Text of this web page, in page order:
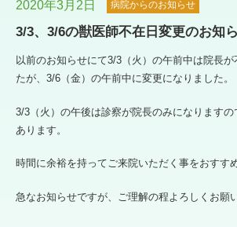
2020年3月2日 病院からのお知らせ
3/3、3/6の獣医師不在日変更のお知
以前のお知らせにて3/3（火）の午前中は院長
たが、3/6（金）の午前中に変更になりました。
3/3（火）の午後は診察が院長のみになります
あります。
時間に余裕を持ってご来院いただく事をおすす
急なお知らせですが、ご理解の程よろしくお願